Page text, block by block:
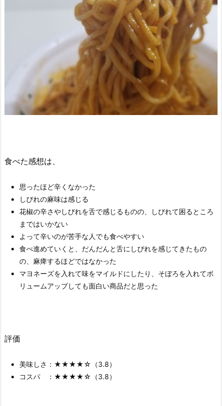
食べた感想は、
思ったほど辛くなかった
しびれの麻味は感じる
花椒の辛さやしびれを舌で感じるものの、しびれて困るところ
まではいかない
よって辛いのが苦手な人でも食べやすい
食べ進めていくと、だんだんと舌にしびれを感じてきたもの
の、麻痺するほどではなかった
マヨネーズを入れて味をマイルドにしたり、そぼろを入れてボ
リュームアップしても面白い商品だと思った
評価
美味しさ：★★★★☆（3.8）
コスパ ：★★★★☆（3.8）